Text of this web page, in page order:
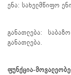
ენა: სახელმწიფო
განათლება:
განათლება.
ფუნქცია-